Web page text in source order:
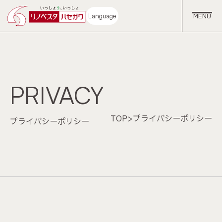
ホーム
コンセプト
Language
PRIVACY
プライバシーポリシー TOP>プライバシーポリシー